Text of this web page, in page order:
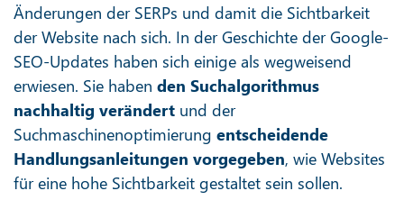
Änderungen der SERPs und damit die Sichtbarkeit
der Website nach sich. In der Geschichte der Google-
SEO-Updates haben sich einige als wegweisend
erwiesen. Sie haben den Suchalgorithmus
nachhaltig verändert und der
Suchmaschinenoptimierung entscheidende
Handlungsanleitungen vorgegeben, wie Websites
für eine hohe Sichtbarkeit gestaltet sein sollen.